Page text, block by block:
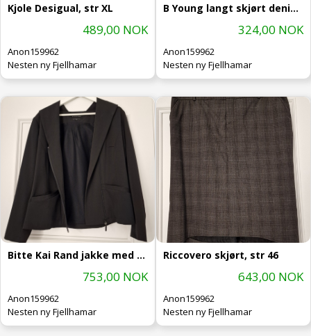
Kjole Desigual, str XL
489,00 NOK
Anon159962
Nesten ny Fjellhamar
B Young langt skjørt denim, str 40
324,00 NOK
Anon159962
Nesten ny Fjellhamar
Bitte Kai Rand jakke med hette, str
753,00 NOK
Anon159962
Nesten ny Fjellhamar
Riccovero skjørt, str 46
643,00 NOK
Anon159962
Nesten ny Fjellhamar